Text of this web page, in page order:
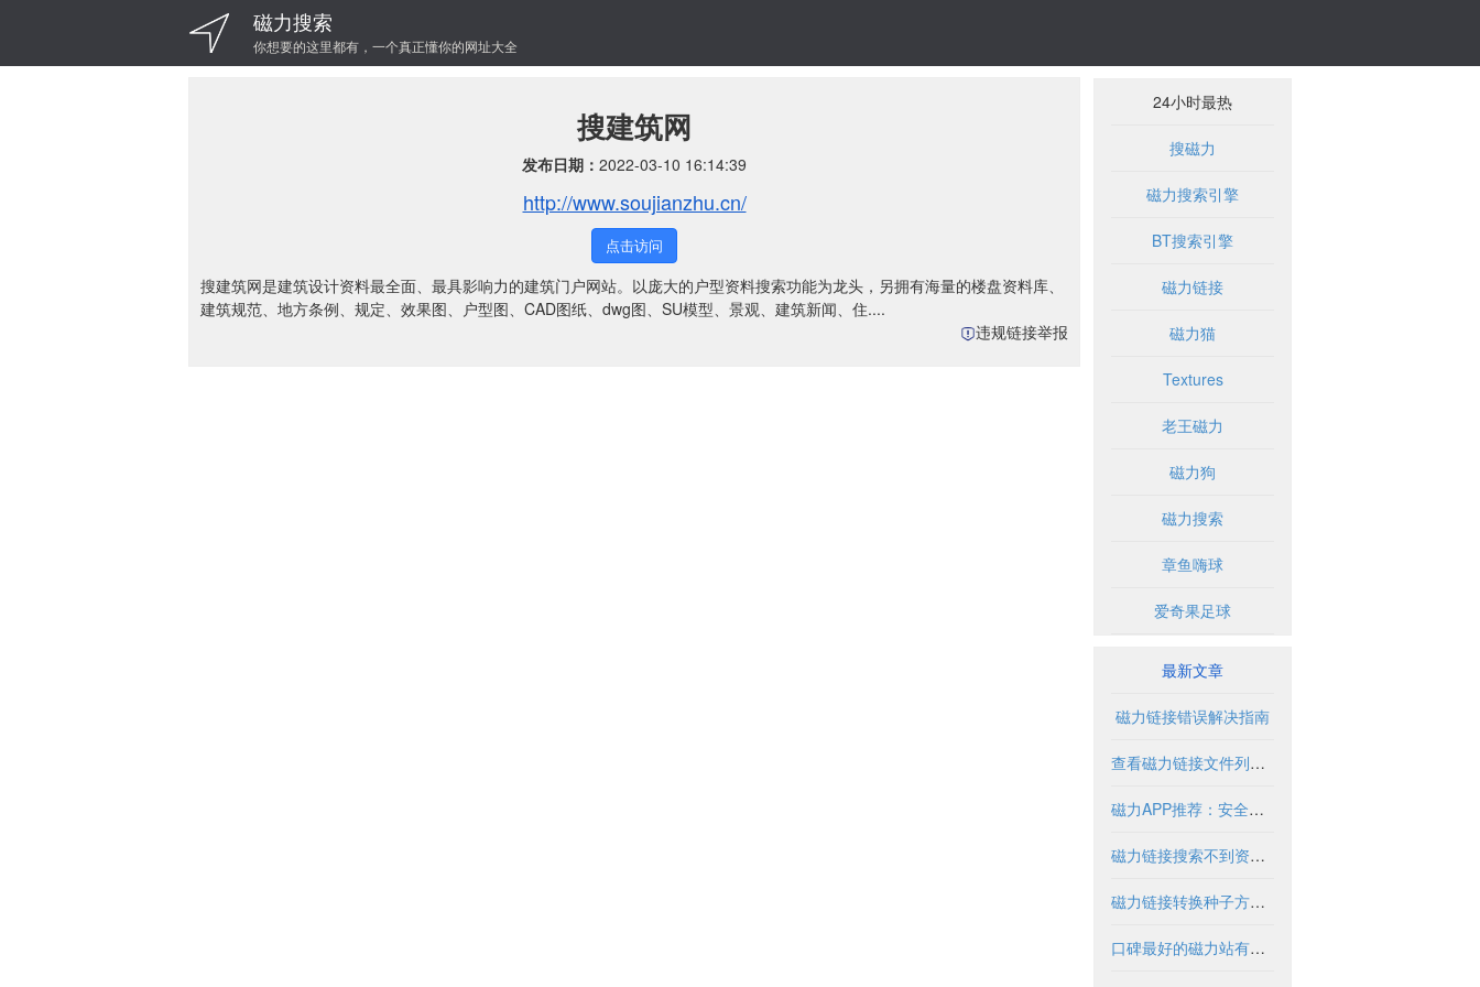
磁力搜索
你想要的这里都有，一个真正懂你的网址大全
搜建筑网
发布日期： 2022-03-10 16:14:39
http://www.soujianzhu.cn/
点击访问
搜建筑网是建筑设计资料最全面、最具影响力的建筑门户网站。以庞大的户型资料搜索功能为龙头，另拥有海量的楼盘资料库、
建筑规范、地方条例、规定、效果图、户型图、CAD图纸、dwg图、SU模型、景观、建筑新闻、住....
违规链接举报
24小时最热
搜磁力
磁力搜索引擎
BT搜索引擎
磁力链接
磁力猫
Textures
老王磁力
磁力狗
磁力搜索
章鱼嗨球
爱奇果足球
最新文章
磁力链接错误解决指南
查看磁力链接文件列表的实用方法与工具
磁力APP推荐：安全使用指南与优质资源盘点
磁力链接搜索不到资源怎么办？
磁力链接转换种子方法与工具解析
口碑最好的磁力站有哪些推荐？2024年全面解析